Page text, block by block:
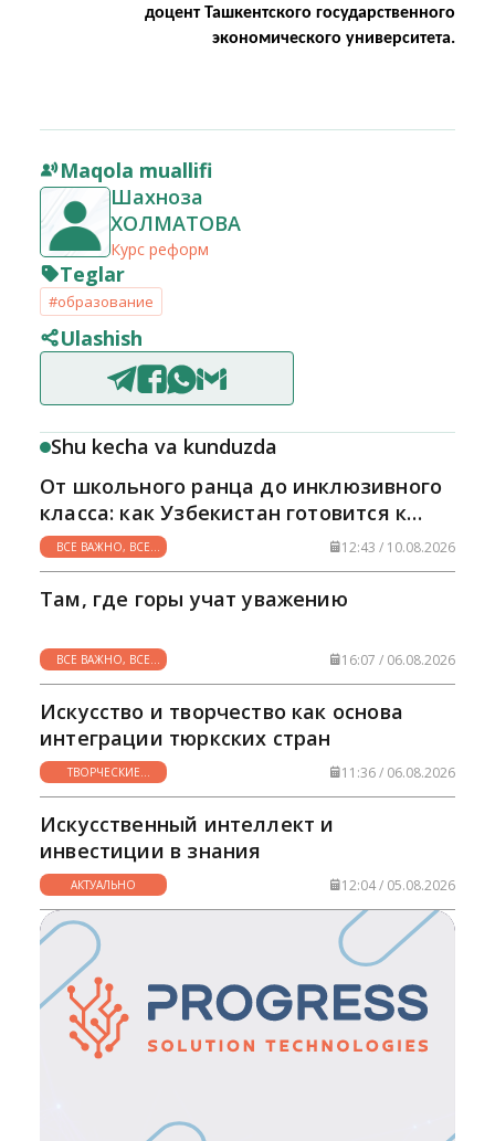
доцент Ташкентского государственного
экономического университета.
Maqola muallifi
Шахноза
ХОЛМАТОВА
Курс реформ
Teglar
#образование
Ulashish
Shu kecha va kunduzda
От школьного ранца до инклюзивного
класса: как Узбекистан готовится к
новому учебному году
ВСЕ ВАЖНО, ВСЕ
НУЖНО
12:43 / 10.08.2026
Там, где горы учат уважению
ВСЕ ВАЖНО, ВСЕ
НУЖНО
16:07 / 06.08.2026
Искусство и творчество как основа
интеграции тюркских стран
ТВОРЧЕСКИЕ
ГОРИЗОНТЫ
11:36 / 06.08.2026
Искусственный интеллект и
инвестиции в знания
АКТУАЛЬНО 12:04 / 05.08.2026